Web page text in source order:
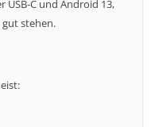
USB-C und Android 13,
stehen.